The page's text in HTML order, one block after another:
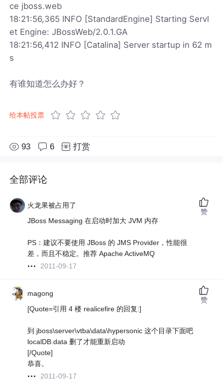
ce jboss.web
18:21:56,365 INFO [StandardEngine] Starting Servl
et Engine: JBossWeb/2.0.1.GA
18:21:56,412 INFO [Catalina] Server startup in 62 m
s
有谁知道怎么办好？
给本帖投票
93 6 打赏
全部评论
火龙果被占用了
JBoss Messaging 在启动时加大 JVM 内存
PS：建议不要使用 JBoss 的 JMS Provider，性能很
差，而且不稳定。推荐 Apache ActiveMQ
2011-09-17
赞
magong
[Quote=引用 4 楼 realicefire 的回复:]
到 jboss\server\vtba\data\hypersonic 这个目录下面吧
localDB.data 删了才能重新启动
[/Quote]
恭喜。
2011-09-17
赞